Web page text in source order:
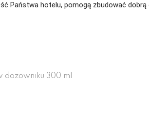
Państwa hotelu, pomogą zbudować
dozowniku 300 ml